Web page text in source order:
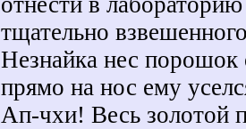
тщательно
Незнайка нес порошок
прямо на нос ему
Ап-чхи! Весь золотой